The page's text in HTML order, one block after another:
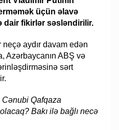
üçün əlavə
dair fikirlər səsləndirilir.
aydır davam edən
Azərbaycanın ABŞ və
sərt
Cənubi Qafqaza
Bakı ilə bağlı necə